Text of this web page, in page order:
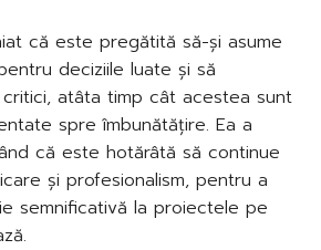
că este pregătită să-și asume
deciziile luate și să
atâta timp cât acestea sunt
spre îmbunătățire. Ea a
că este hotărâtă să continue
și profesionalism, pentru a
semnificativă la proiectele pe